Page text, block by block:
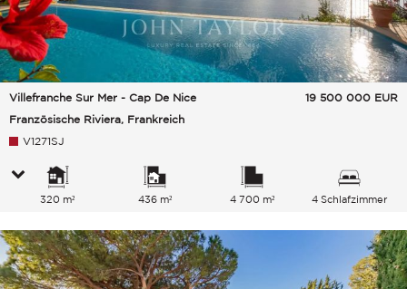
Villefranche Sur Mer - Cap De Nice
Französische Riviera, Frankreich
19 500 000 EUR
V1271SJ
320 m² 436 m² 4 700 m² 4 Schlafzimmer